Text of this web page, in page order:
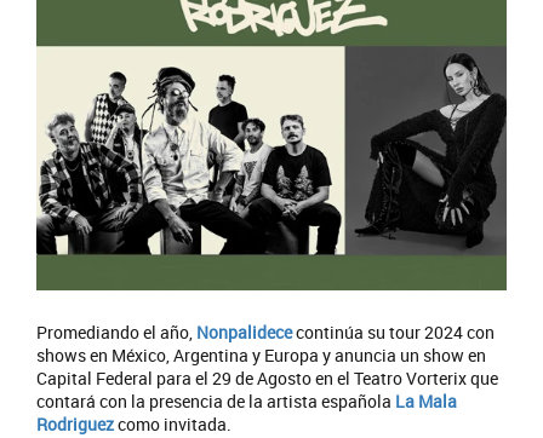
Promediando el año, Nonpalidececontinúa su tour 2024 con
shows en México, Argentina y Europa y anuncia un show en
Capital Federal para el 29 de Agosto en el Teatro Vorterix que
contará con la presencia de la artista española La Mala
Rodriguezcomo invitada.